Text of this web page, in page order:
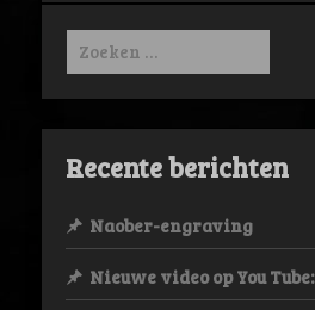
Zoeken
naar:
Recente berichten
Naober-engraving
Nieuwe video op You Tube: